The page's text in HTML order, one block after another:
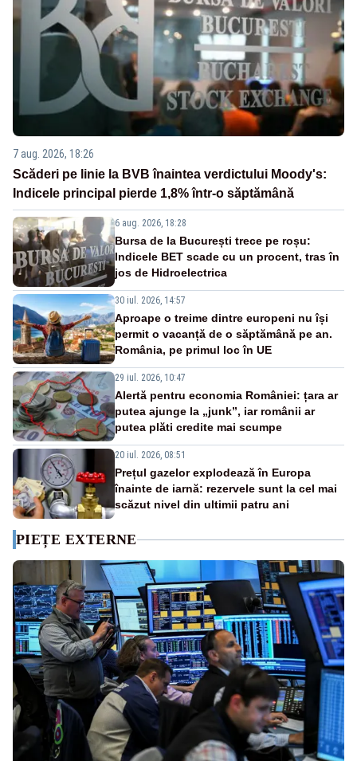
7 aug. 2026, 18:26
Scăderi pe linie la BVB înaintea verdictului Moody's:
Indicele principal pierde 1,8% într-o săptămână
6 aug. 2026, 18:28
Bursa de la București trece pe roșu:
Indicele BET scade cu un procent, tras în
jos de Hidroelectrica
30 iul. 2026, 14:57
Aproape o treime dintre europeni nu își
permit o vacanță de o săptămână pe an.
România, pe primul loc în UE
29 iul. 2026, 10:47
Alertă pentru economia României: țara ar
putea ajunge la „junk”, iar românii ar
putea plăti credite mai scumpe
20 iul. 2026, 08:51
Prețul gazelor explodează în Europa
înainte de iarnă: rezervele sunt la cel mai
scăzut nivel din ultimii patru ani
PIEȚE EXTERNE